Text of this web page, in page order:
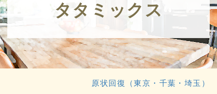
タタミックス
原状回復（東京・千葉・埼玉）